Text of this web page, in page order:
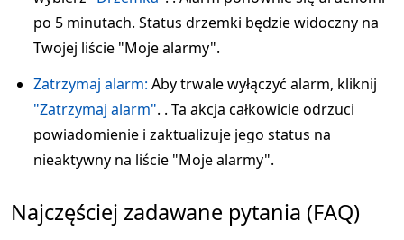
po 5 minutach. Status drzemki będzie widoczny na
Twojej liście "Moje alarmy".
Zatrzymaj alarm: Aby trwale wyłączyć alarm, kliknij
"Zatrzymaj alarm". . Ta akcja całkowicie odrzuci
powiadomienie i zaktualizuje jego status na
nieaktywny na liście "Moje alarmy".
Najczęściej zadawane pytania (FAQ)